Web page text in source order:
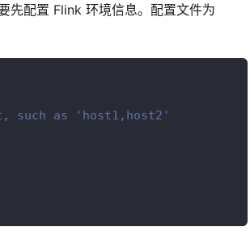
先配置 Flink 环境信息。配置文件为
such as 'host1,host2'